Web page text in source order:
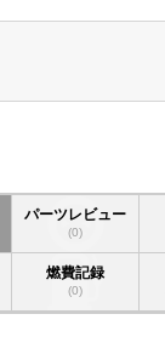
パーツレビュー
(0)
燃費記録
(0)